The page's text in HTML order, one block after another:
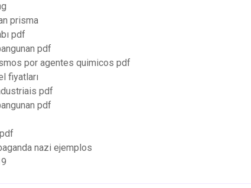
prisma
pdf
pdf
por agentes quimicos pdf
fiyatları
pdf
pdf
nazi ejemplos